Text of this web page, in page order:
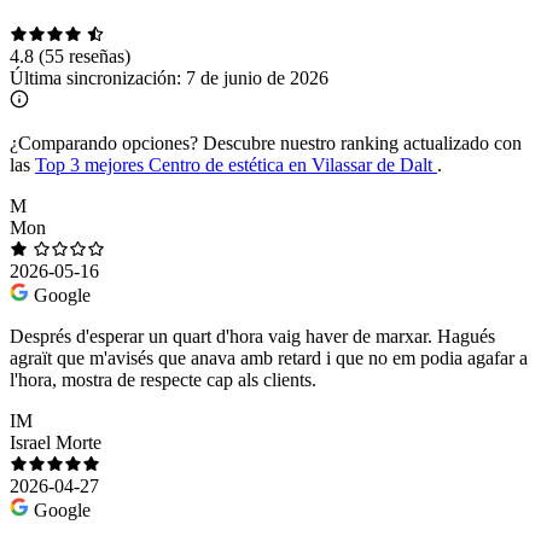
4.8 (55 reseñas)
Última sincronización: 7 de junio de 2026
¿Comparando opciones? Descubre nuestro ranking actualizado con
las Top 3 mejores Centro de estética en Vilassar de Dalt .
M
Mon
2026-05-16
Google
Després d'esperar un quart d'hora vaig haver de marxar. Hagués
agraït que m'avisés que anava amb retard i que no em podia agafar a
l'hora, mostra de respecte cap als clients.
IM
Israel Morte
2026-04-27
Google